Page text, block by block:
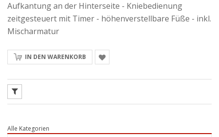
Aufkantung an der Hinterseite - Kniebedienung
zeitgesteuert mit Timer - höhenverstellbare Füße - inkl.
Mischarmatur
IN DEN WARENKORB
Alle Kategorien